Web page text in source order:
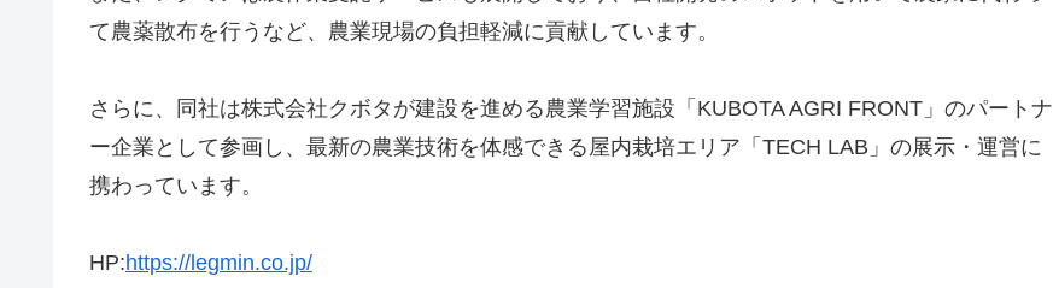
て農薬散布を行うなど、農業現場の負担軽減に貢献しています。
さらに、同社は株式会社クボタが建設を進める農業学習施設「KUBOTA AGRI FRONT」のパートナ
ー企業として参画し、最新の農業技術を体感できる屋内栽培エリア「TECH LAB」の展示・運営に
携わっています。
HP:https://legmin.co.jp/